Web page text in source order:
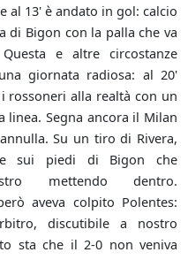
al 13' è andato in gol: calcio
di Bigon con la palla che va
e altre circostanze
giornata radiosa: al 20'
rossoneri alla realtà con un
Segna ancora il Milan
Su un tiro di Rivera,
sui piedi di Bigon che
mettendo dentro.
aveva colpito Polentes:
discutibile a nostro
sta che il 2-0 non veniva